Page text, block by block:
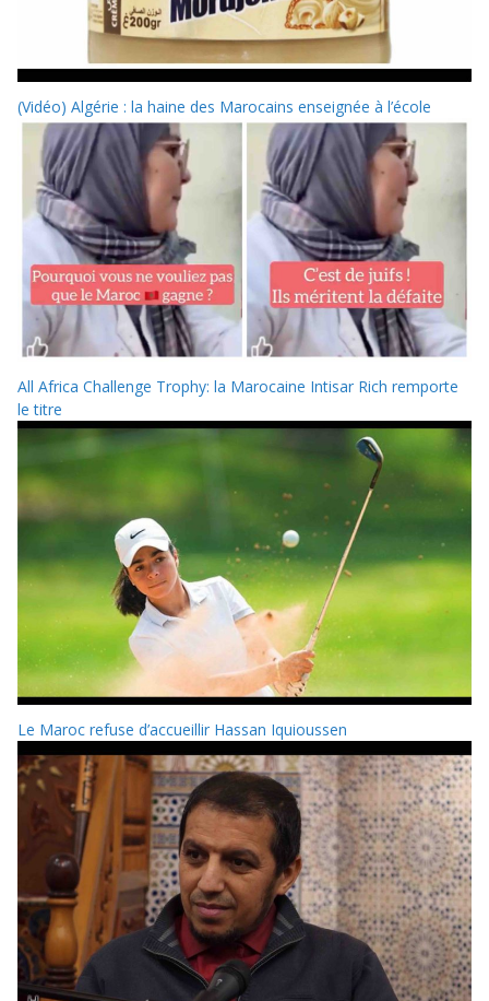
(Vidéo) Algérie : la haine des Marocains enseignée à l’école
All Africa Challenge Trophy: la Marocaine Intisar Rich remporte
le titre
Le Maroc refuse d’accueillir Hassan Iquioussen